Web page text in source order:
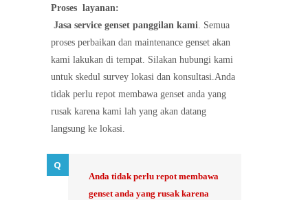
Proses layanan:
Jasa service genset panggilan kami . Semua
proses perbaikan dan maintenance genset akan
kami lakukan di tempat. Silakan hubungi kami
untuk skedul survey lokasi dan konsultasi.Anda
tidak perlu repot membawa genset anda yang
rusak karena kami lah yang akan datang
langsung ke lokasi.
Anda tidak perlu repot membawa
genset anda yang rusak karena